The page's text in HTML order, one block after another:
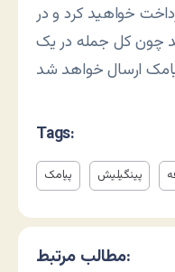
۲۶۷ ریال پرداخت خواهید کرد و در
می‌پردازید چون کل جمله در یک
Tags:
پیامک پینگیلیش
مطالب مرتبط: